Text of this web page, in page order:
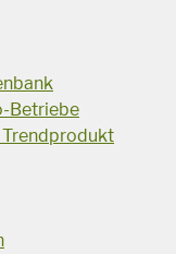
Betriebe
Trendprodukt